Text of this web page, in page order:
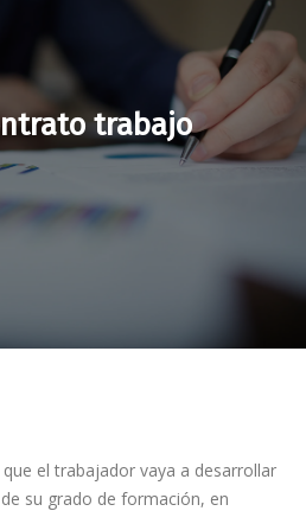
trabajo
el trabajador vaya a desarrollar
su grado de formación, en